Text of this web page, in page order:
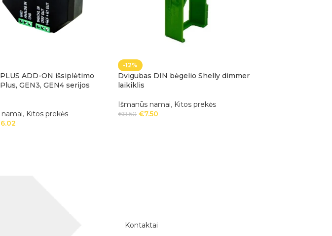
ADD-ON išsiplėtimo
GEN3, GEN4 serijos
, Kitos prekės
-12%
Dvigubas DIN bėgelio Shelly dimmer
laikiklis
Išmanūs namai, Kitos prekės
€8.50 €7.50
Kontaktai